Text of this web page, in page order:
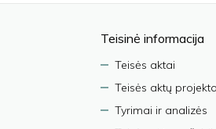
Teisinė informacija
Teisės aktai
Teisės aktų
Tyrimai ir analizės